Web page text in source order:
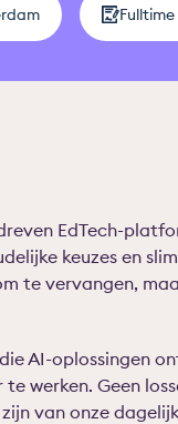
EdTech-
keuzes en
te vervangen,
AI-oplossingen
werken. Geen
van onze